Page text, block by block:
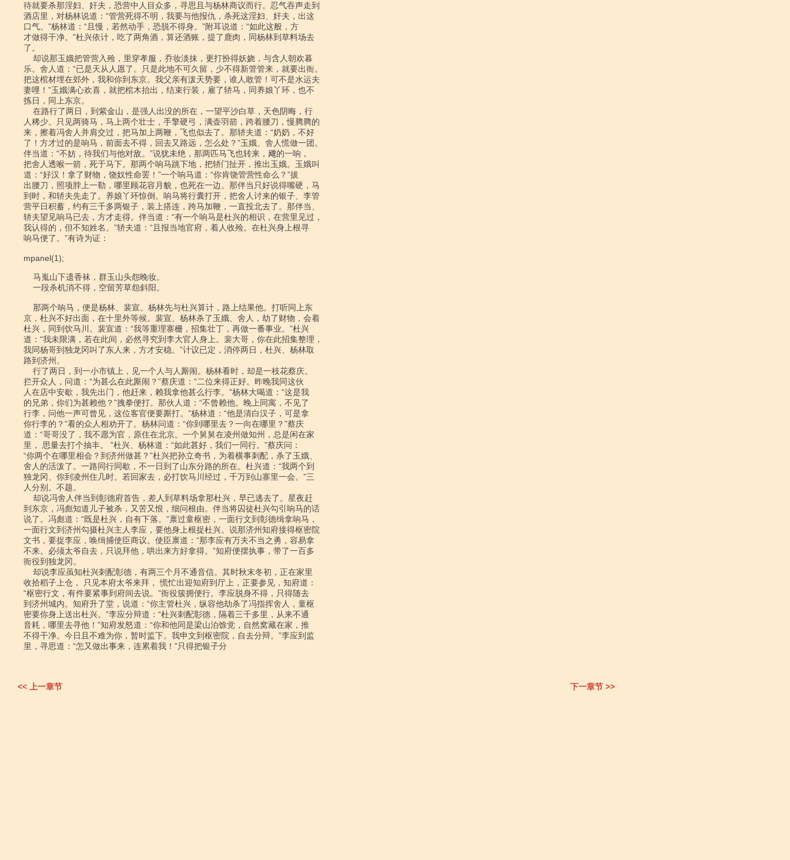
待就要杀那淫妇、奸夫，恐营中人目众多，寻思且与杨林商议而行。忍气吞声走到
酒店里，对杨林说道：“管营死得不明，我要与他报仇，杀死这淫妇、奸夫，出这
口气。”杨林道：“且慢，若然动手，恐脱不得身。”附耳说道：“如此这般，方
才做得干净。”杜兴依计，吃了两角酒，算还酒账，提了鹿肉，同杨林到草料场去
了。
乐。舍人道：“已是天从人愿了。只是此地不可久留，少不得新管管来，就要出衙。
把这棺材埋在郊外，我和你到东京。我父亲有泼天势要，谁人敢管！可不是水运夫
妻哩！”玉娥满心欢喜，就把棺木抬出，结束行装，雇了轿马，同养娘丫环，也不
拣日，同上东京。
人稀少。只见两骑马，马上两个壮士，手擎硬弓，满壶羽箭，跨着腰刀，慢腾腾的
来，擦着冯舍人并肩交过，把马加上两鞭，飞也似去了。那轿夫道：“奶奶，不好
了！方才过的是响马，前面去不得，回去又路远，怎么处？”玉娥、舍人慌做一团。
伴当道：“不妨，待我们与他对敌。”说犹未绝，那两匹马飞也转来，飕的一响，
把舍人透喉一箭，死于马下。那两个响马跳下地，把轿门扯开，推出玉娥。玉娥叫
道：“好汉！拿了财物，饶奴性命罢！”一个响马道：“你肯饶管营性命么？”拔
出腰刀，照项脖上一勒，哪里顾花容月貌，也死在一边。那伴当只好说得嘴硬，马
到时，和轿夫先走了。养娘丫环惊倒。响马将行囊打开，把舍人讨来的银子、李管
营平日积蓄，约有三千多两银子，装上搭连，跨马加鞭，一直投北去了。那伴当、
轿夫望见响马已去，方才走得。伴当道：“有一个响马是杜兴的相识，在营里见过，
我认得的，但不知姓名。”轿夫道：“且报当地官府，着人收殓。在杜兴身上根寻
响马便了。”有诗为证：
mpanel(1);
京，杜兴不好出面，在十里外等候。裴宣、杨林杀了玉娥、舍人，劫了财物，会着
杜兴，同到饮马川。裴宣道：“我等重理寨栅，招集壮丁，再做一番事业。”杜兴
道：“我未限满，若在此间，必然寻究到李大官人身上。裴大哥，你在此招集整理，
我同杨哥到独龙冈叫了东人来，方才安稳。”计议已定，消停两日，杜兴、杨林取
路到济州。
拦开众人，问道：“为甚么在此厮闹？”蔡庆道：“二位来得正好。昨晚我同这伙
人在店中安歇，我先出门，他赶来，赖我拿他甚么行李。”杨林大喝道：“这是我
的兄弟，你们为甚赖他？”拽拳便打。那伙人道：“不曾赖他。晚上同寓，不见了
行李，问他一声可曾见，这位客官便要厮打。”杨林道：“他是清白汉子，可是拿
你行李的？”看的众人相劝开了。杨林问道：“你到哪里去？一向在哪里？”蔡庆
道：“哥哥没了，我不愿为官，原住在北京。一个舅舅在凌州做知州，总是闲在家
里， 思量去打个抽丰。 ”杜兴、杨林道：“如此甚好，我们一同行。”蔡庆问：
“你两个在哪里相会？到济州做甚？”杜兴把孙立奇书，为着横事刺配，杀了玉娥、
舍人的活泼了。一路同行同歇，不一日到了山东分路的所在。杜兴道：“我两个到
独龙冈、你到凌州住几时。若回家去，必打饮马川经过，千万到山寨里一会。”三
人分别。不题。
到东京，冯彪知道儿子被杀，又苦又恨，细问根由。伴当将囚徒杜兴勾引响马的话
说了。冯彪道：“既是杜兴，自有下落。”禀过童枢密，一面行文到彰德缉拿响马，
一面行文到济州勾摄杜兴主人李应，要他身上根捉杜兴。说那济州知府接得枢密院
文书，要捉李应，唤缉捕使臣商议。使臣禀道：“那李应有万夫不当之勇，容易拿
不来。必须太爷自去，只说拜他，哄出来方好拿得。”知府便摆执事，带了一百多
衙役到独龙冈。
收拾稻子上仓， 只见本府太爷来拜， 慌忙出迎知府到厅上，正要参见，知府道：
“枢密行文，有件要紧事到府间去说。”衙役簇拥便行。李应脱身不得，只得随去
到济州城内。知府升了堂，说道：“你主管杜兴，纵容他劫杀了冯指挥舍人，童枢
密要你身上送出杜兴。”李应分辩道：“杜兴刺配彰德，隔着三千多里，从来不通
音耗，哪里去寻他！”知府发怒道：“你和他同是梁山泊馀党，自然窝藏在家，推
不得干净。今日且不难为你，暂时监下。我申文到枢密院，自去分辩。”李应到监
里，寻思道：“怎又做出事来，连累着我！”只得把银子分
<< 上一章节 下一章节 >>